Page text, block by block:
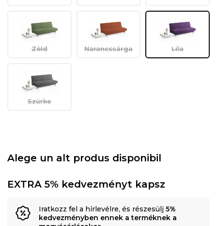
Zöld Narancssárga Lila
Szürke
Alege un alt produs disponibil
EXTRA 5% kedvezményt kapsz
Iratkozz fel a hírlevélre, és részesülj 5%
kedvezményben ennek a terméknek a